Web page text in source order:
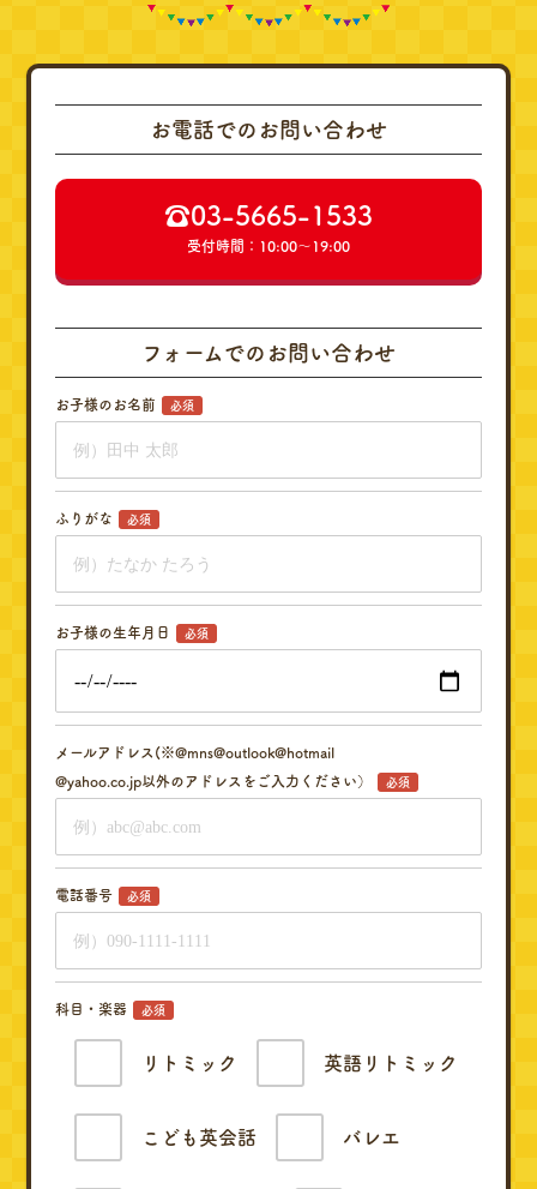
お電話でのお問い合わせ
☎︎03-5665-1533
受付時間：10:00～19:00
フォームでのお問い合わせ
お子様のお名前 必須
ふりがな 必須
お子様の生年月日 必須
メールアドレス(※@mns@outlook@hotmail
@yahoo.co.jp以外のアドレスをご入力ください）
必須
電話番号 必須
科目・楽器 必須
リトミック 英語リトミック
こども英会話 バレエ